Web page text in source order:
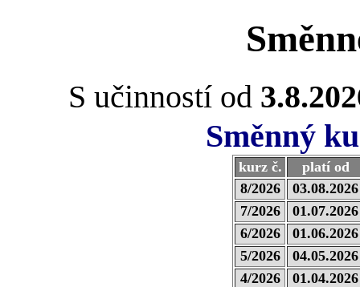
S učinností od
Směnný
kurz č.
platí od
8/2026
03.08.2026
7/2026
01.07.2026
6/2026
01.06.2026
5/2026
04.05.2026
4/2026
01.04.2026